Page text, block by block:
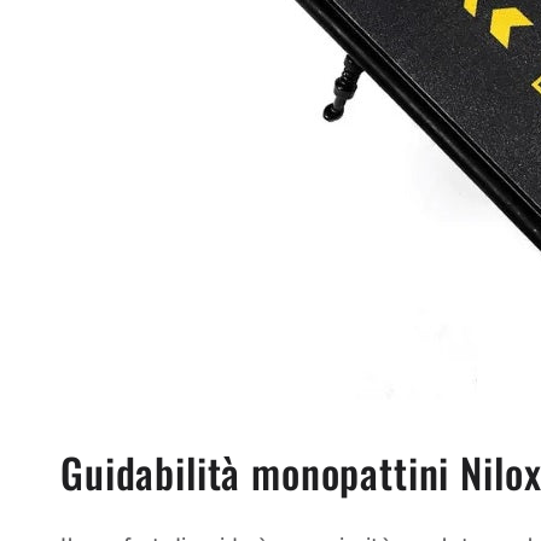
Guidabilità monopattini Nilox